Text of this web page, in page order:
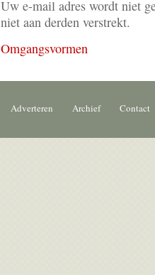
Uw e-mail adres wordt niet
niet aan derden verstrekt.
Omgangsvormen
Adverteren Archief Contact